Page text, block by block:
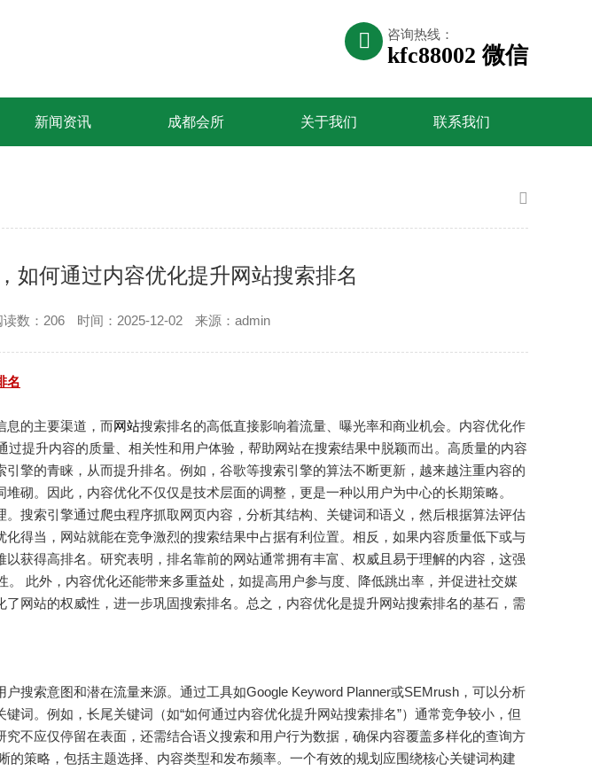
咨询热线：
kfc88002 微信
新闻资讯 成都会所 关于我们 联系我们
如何通过内容优化提升网站搜索排名
读数：206 时间：2025-12-02 来源：admin
名
息的主要渠道，而网站搜索排名的高低直接影响着流量、曝光率和商业机会。内容优化作
过提升内容的质量、相关性和用户体验，帮助网站在搜索结果中脱颖而出。高质量的内容
擎的青睐，从而提升排名。例如，谷歌等搜索引擎的算法不断更新，越来越注重内容的
砌。因此，内容优化不仅仅是技术层面的调整，更是一种以用户为中心的长期策略。
搜索引擎通过爬虫程序抓取网页内容，分析其结构、关键词和语义，然后根据算法评估
得当，网站就能在竞争激烈的搜索结果中占据有利位置。相反，如果内容质量低下或与
获得高排名。研究表明，排名靠前的网站通常拥有丰富、权威且易于理解的内容，这强
此外，内容优化还能带来多重益处，如提高用户参与度、降低跳出率，并促进社交媒
网站的权威性，进一步巩固搜索排名。总之，内容优化是提升网站搜索排名的基石，需
搜索意图和潜在流量来源。通过工具如Google Keyword Planner或SEMrush，可以分析
词。例如，长尾关键词（如“如何通过内容优化提升网站搜索排名”）通常竞争较小，但
不应仅停留在表面，还需结合语义搜索和用户行为数据，确保内容覆盖多样化的查询方
的策略，包括主题选择、内容类型和发布频率。一个有效的规划应围绕核心关键词构建